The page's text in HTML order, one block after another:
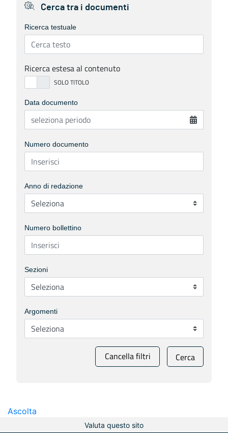
Cerca tra i documenti
Ricerca testuale
Ricerca estesa al contenuto
Data documento
Numero documento
Anno di redazione
Numero bollettino
Sezioni
Argomenti
Cancella filtri Cerca
Ascolta
Valuta questo sito